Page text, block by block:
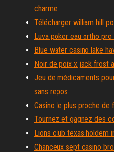
charme
Télécharger william hill
Luva poker eau ortho pro
Blue water casino lake
Noir de poix x jack frost
Jeu de médicaments
sans repos
Casino le plus proche de
Tournez et gagnez des
Lions club texas holdem
Chanceux sept casino